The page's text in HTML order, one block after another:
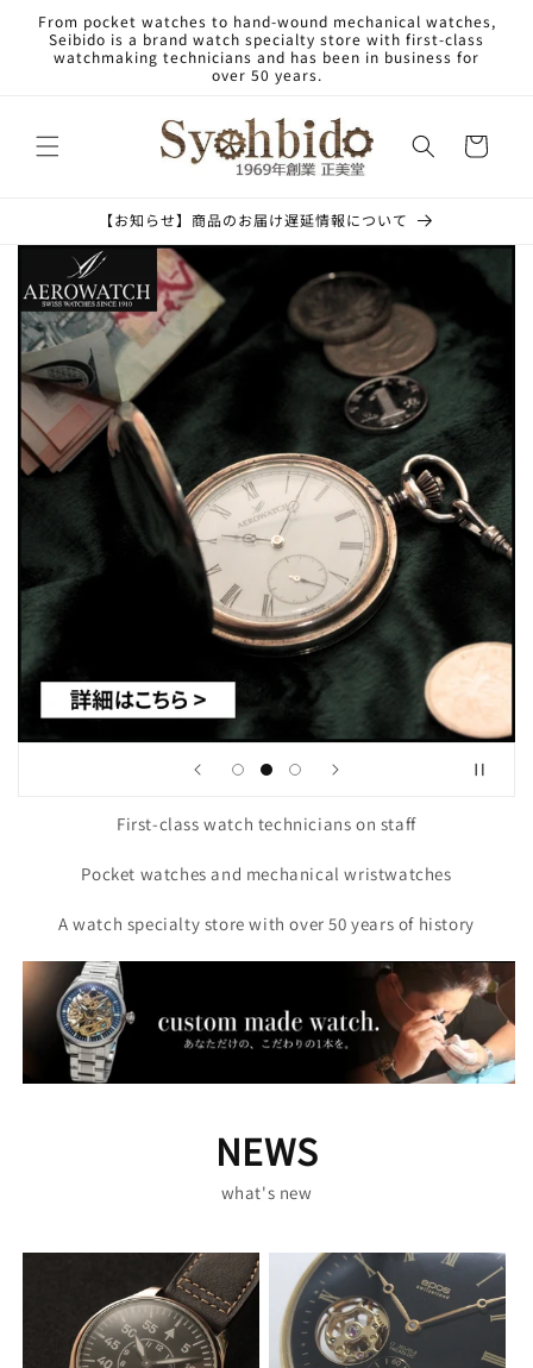
Skip to
content
From pocket watches to hand-wound mechanical watches,
Seibido is a brand watch specialty store with first-class
watchmaking technicians and has been in business for
over 50 years.
Cart
【お知らせ】商品のお届け遅延情報について
First-class watch technicians on staff
Pocket watches and mechanical wristwatches
A watch specialty store with over 50 years of history
NEWS
what's new